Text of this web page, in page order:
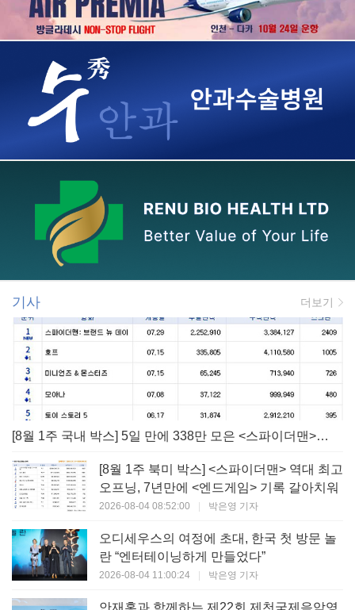
기사 더보기
[8월 1주 국내 박스] 5일 만에 338만 모은 <스파이더맨> 극장가 235% 대반등, <호프>는 400만 돌파
[8월 1주 북미 박스] <스파이더맨> 역대 최고
오프닝, 7년만에 <엔드게임> 기록 갈아치워
2026-08-04 08:52:00 | 박은영 기자
오디세우스의 여정에 초대, 한국 첫 방문 놀
란 “엔터테이닝하게 만들었다”
2026-08-04 11:00:24 | 박은영 기자
안재홍과 함께하는 제22회 제천국제음악영